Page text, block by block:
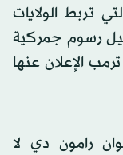
تربط الولايات
رسوم جمركية
الإعلان عنها
رامون دي لا